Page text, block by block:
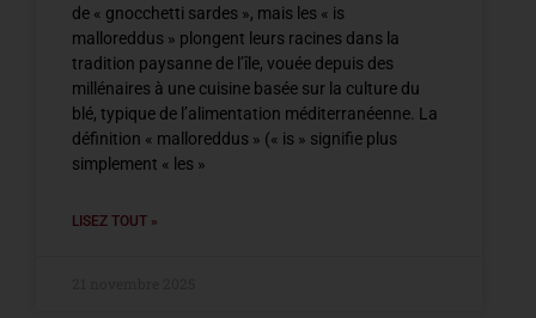
de « gnocchetti sardes », mais les « is
malloreddus » plongent leurs racines dans la
tradition paysanne de l’île, vouée depuis des
millénaires à une cuisine basée sur la culture du
blé, typique de l’alimentation méditerranéenne. La
définition « malloreddus » (« is » signifie plus
simplement « les »
LISEZ TOUT »